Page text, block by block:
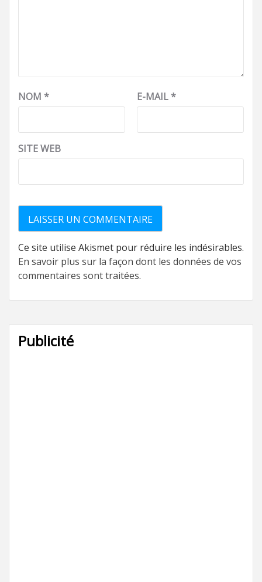
NOM * E-MAIL*
SITE WEB
Ce site utilise Akismet pour réduire les indésirables.
En savoir plus sur la façon dont les données de vos
commentaires sont traitées.
Publicité